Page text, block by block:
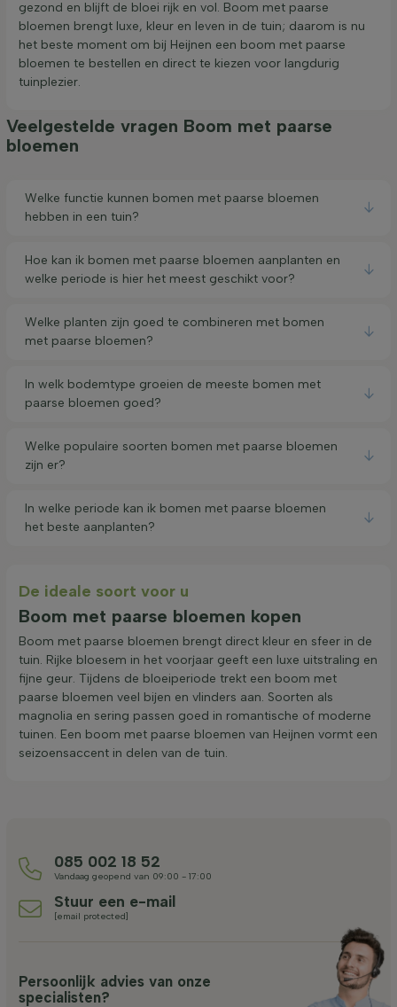
gezond en blijft de bloei rijk en vol. Boom met paarse
bloemen brengt luxe, kleur en leven in de tuin; daarom is nu
het beste moment om bij Heijnen een boom met paarse
bloemen te bestellen en direct te kiezen voor langdurig
tuinplezier.
Veelgestelde vragen Boom met paarse
bloemen
Welke functie kunnen bomen met paarse bloemen
hebben in een tuin?
Hoe kan ik bomen met paarse bloemen aanplanten en
welke periode is hier het meest geschikt voor?
Welke planten zijn goed te combineren met bomen
met paarse bloemen?
In welk bodemtype groeien de meeste bomen met
paarse bloemen goed?
Welke populaire soorten bomen met paarse bloemen
zijn er?
In welke periode kan ik bomen met paarse bloemen
het beste aanplanten?
De ideale soort voor u
Boom met paarse bloemen kopen
Boom met paarse bloemen brengt direct kleur en sfeer in de
tuin. Rijke bloesem in het voorjaar geeft een luxe uitstraling en
fijne geur. Tijdens de bloeiperiode trekt een boom met
paarse bloemen veel bijen en vlinders aan. Soorten als
magnolia en sering passen goed in romantische of moderne
tuinen. Een boom met paarse bloemen van Heijnen vormt een
seizoensaccent in delen van de tuin.
085 002 18 52
Vandaag geopend van 09:00 - 17:00
Stuur een e-mail
[email protected]
Persoonlijk advies van onze
specialisten?